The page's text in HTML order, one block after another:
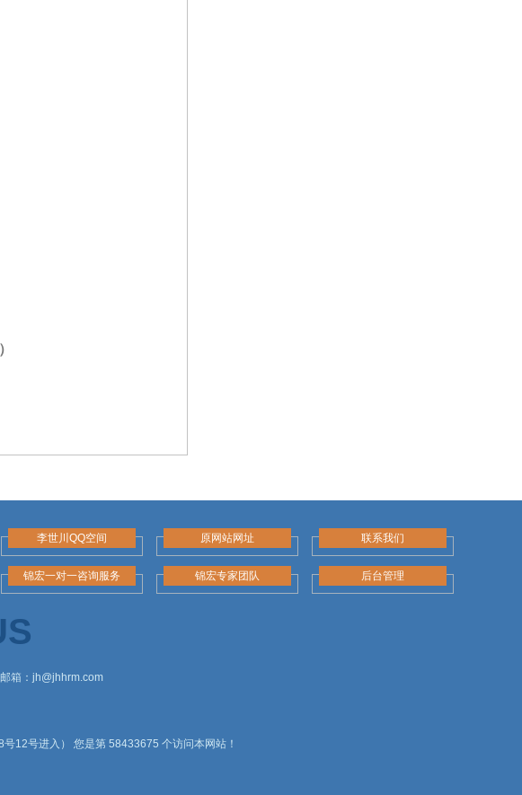
李世川QQ空间 原网站网址 联系我们
锦宏一对一咨询服务 锦宏专家团队 后台管理
箱：jh@jhhrm.com
12号进入） 您是第 58433675 个访问本网站！